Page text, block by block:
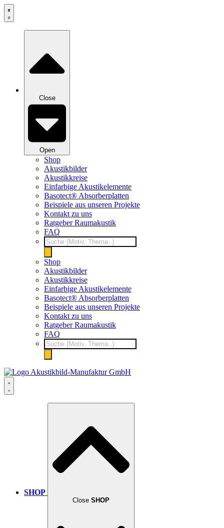
Zum
Inhalt
Close
Open
Shop
Akustikbilder
Akustikkreise
Einfarbige Akustikelemente
Basotect® Absorberplatten
Beispiele aus unseren Projekte
Kontakt zu uns
Ratgeber Raumakustik
FAQ
Products
search
Shop
Akustikbilder
Akustikkreise
Einfarbige Akustikelemente
Basotect® Absorberplatten
Beispiele aus unseren Projekte
Kontakt zu uns
Ratgeber Raumakustik
FAQ
Products
search
SHOP
Close SHOP